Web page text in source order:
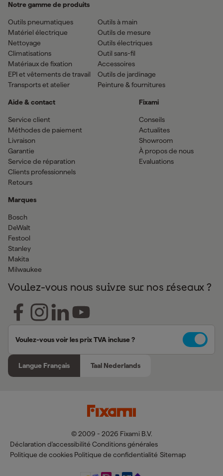
Notre gamme de produits
Outils pneumatiques
Matériel électrique
Nettoyage
Climatisations
Matériaux de fixation
EPI et vêtements de travail
Transports et atelier
Outils à main
Outils de mesure
Outils électriques
Outil sans-fil
Accessoires
Outils de jardinage
Peinture & fournitures
Aide & contact
Service client
Méthodes de paiement
Livraison
Garantie
Service de réparation
Clients professionnels
Retours
Marques
Bosch
DeWalt
Festool
Stanley
Makita
Milwaukee
Fixami
Conseils
Actualites
Showroom
À propos de nous
Evaluations
Voulez-vous nous suivre sur nos réseaux ?
Voulez-vous voir les prix TVA incluse ?
Langue Français Taal Nederlands
© 2009 - 2026 Fixami B.V.
Déclaration d'accessibilité Conditions générales
Politique de cookies Politique de confidentialité Sitemap